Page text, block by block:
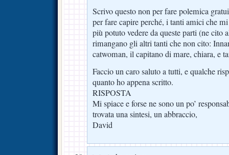
Scrivo questo non per fare polemica
per fare capire perché, i tanti amici che
più potuto vedere da queste parti (ne cito
rimangano gli altri tanti che non cito:
catwoman, il capitano di mare, chiara, e
Faccio un caro saluto a tutti, e qualche
quanto ho appena scritto.
RISPOSTA
Mi spiace e forse ne sono un po’
trovata una sintesi, un abbraccio,
David